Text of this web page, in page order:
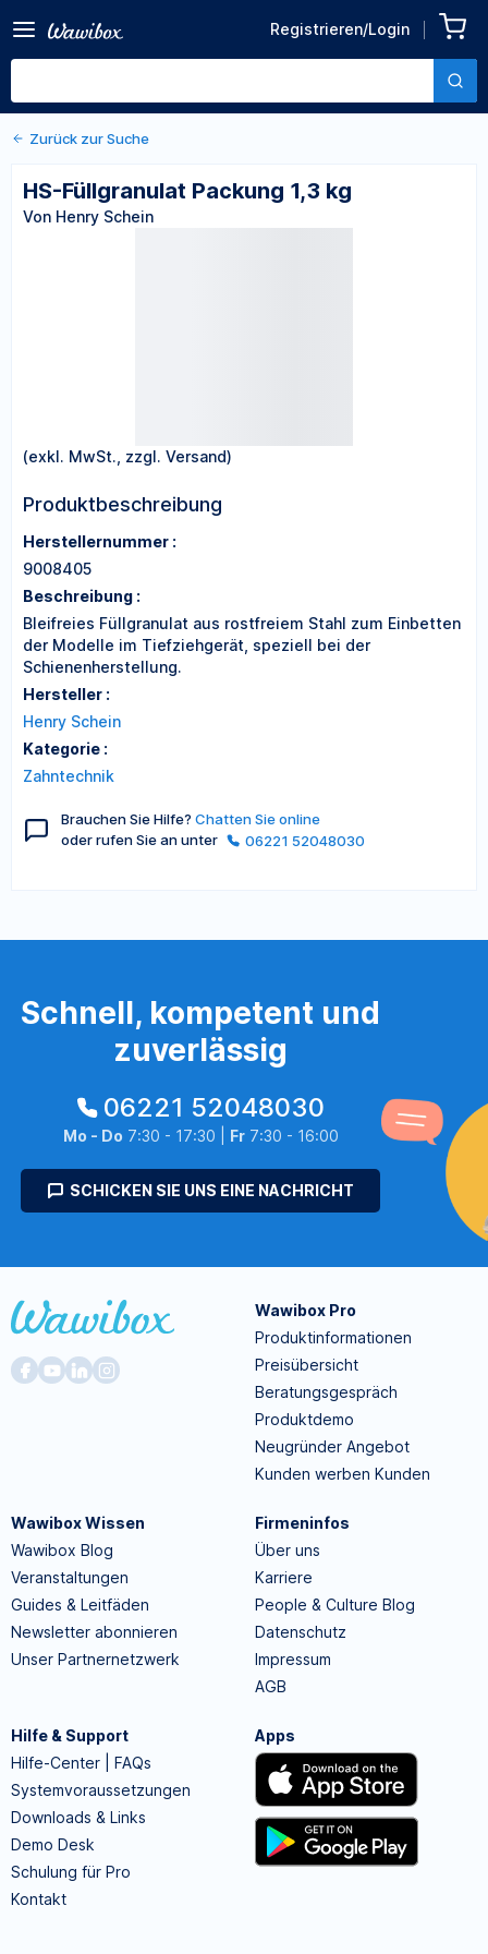
Registrieren/Login
kg
Von Henry Schein
Zurück zu den Produktdetails
Zurück zur Suche
HS-Füllgranulat Packung 1,3 kg
Von Henry Schein
(exkl. MwSt., zzgl. Versand)
Produktbeschreibung
Herstellernummer :
9008405
Beschreibung :
Bleifreies Füllgranulat aus rostfreiem Stahl zum Einbetten
der Modelle im Tiefziehgerät, speziell bei der
Schienenherstellung.
Hersteller :
Henry Schein
Kategorie :
Zahntechnik
Brauchen Sie Hilfe? Chatten Sie online
oder rufen Sie an unter
06221 52048030
Schnell, kompetent und
zuverlässig
06221 52048030
Mo - Do 7:30 - 17:30 | Fr7:30 - 16:00
SCHICKEN SIE UNS EINE NACHRICHT
Wawibox Pro
Produktinformationen
Preisübersicht
Beratungsgespräch
Produktdemo
Neugründer Angebot
Kunden werben Kunden
Wawibox Wissen
Wawibox Blog
Veranstaltungen
Guides & Leitfäden
Newsletter abonnieren
Unser Partnernetzwerk
Firmeninfos
Über uns
Karriere
People & Culture Blog
Datenschutz
Impressum
AGB
Hilfe & Support
Hilfe-Center | FAQs
Systemvoraussetzungen
Downloads & Links
Demo Desk
Schulung für Pro
Kontakt
Apps